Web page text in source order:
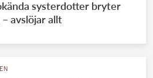
systerdotter bryter
avslöjar allt